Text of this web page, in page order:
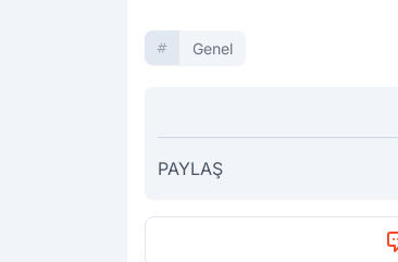
Genel
PAYLAŞ